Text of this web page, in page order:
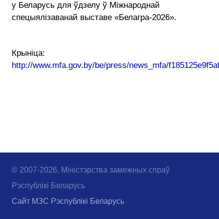
у Беларусь для ўдзелу ў Міжнароднай
спецыялізаванай выставе «Белагра-2026».
Крыніца:
http://www.mfa.gov.by/be/press/news_mfa/
© 2007-2026, Міністэрства замежных спраў
Рэспублікі Беларусь
Сайт МЗС Рэспублікі Беларусь